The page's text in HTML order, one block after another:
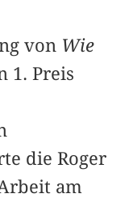
von Wie
1. Preis
die Roger
am